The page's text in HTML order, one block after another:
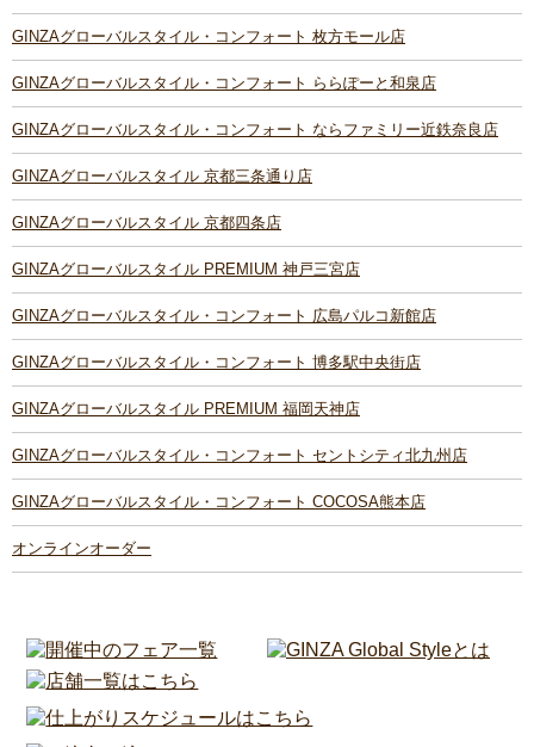
GINZAグローバルスタイル・コンフォート 枚方モール店
GINZAグローバルスタイル・コンフォート ららぽーと和泉店
GINZAグローバルスタイル・コンフォート ならファミリー近鉄奈良店
GINZAグローバルスタイル 京都三条通り店
GINZAグローバルスタイル 京都四条店
GINZAグローバルスタイル PREMIUM 神戸三宮店
GINZAグローバルスタイル・コンフォート 広島パルコ新館店
GINZAグローバルスタイル・コンフォート 博多駅中央街店
GINZAグローバルスタイル PREMIUM 福岡天神店
GINZAグローバルスタイル・コンフォート セントシティ北九州店
GINZAグローバルスタイル・コンフォート COCOSA熊本店
オンラインオーダー